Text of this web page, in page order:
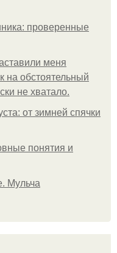
проверенные
меня
на обстоятельный
не хватало.
от зимней спячки
понятия и
Мульча